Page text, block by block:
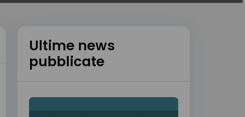
Ultime news
pubblicate